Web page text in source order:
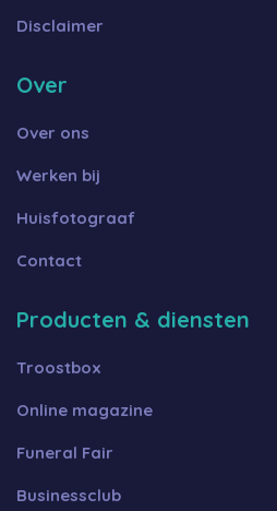
Disclaimer
Over
Over ons
Werken bij
Huisfotograaf
Contact
Producten & diensten
Troostbox
Online magazine
Funeral Fair
Businessclub